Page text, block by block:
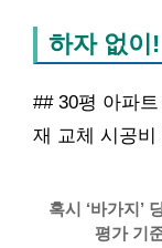
하자 없이
## 30평 아파
재 교체 시공비
혹시 ‘바가지’
평가 기